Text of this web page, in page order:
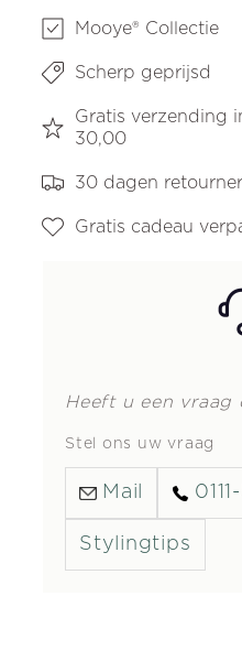
Mooye® Collectie
Scherp geprijsd
Gratis verzending
30,00
30 dagen
Gratis cadeau
Heeft u een
Stel ons uw vraag
Mail
Stylingtips